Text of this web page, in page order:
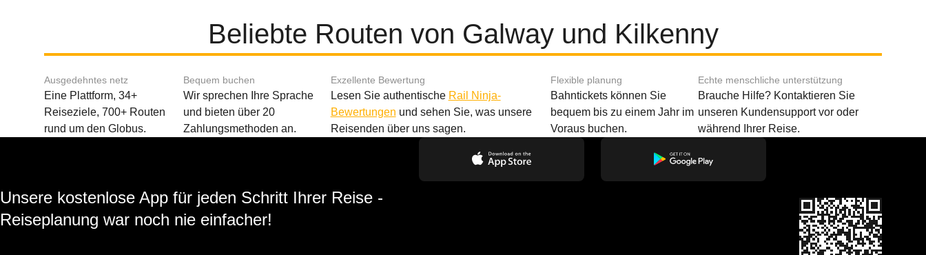
Beliebte Routen von Galway und Kilkenny
Ausgedehntes netz
Eine Plattform, 34+
Reiseziele, 700+ Routen
rund um den Globus.
Bequem buchen
Wir sprechen Ihre Sprache
und bieten über 20
Zahlungsmethoden an.
Exzellente Bewertung
Lesen Sie authentische Rail Ninja-
Bewertungen und sehen Sie, was unsere
Reisenden über uns sagen.
Flexible planung
Bahntickets können Sie
bequem bis zu einem Jahr im
Voraus buchen.
Echte menschliche unterstützung
Brauche Hilfe? Kontaktieren Sie
unseren Kundensupport vor oder
während Ihrer Reise.
Unsere kostenlose App für jeden Schritt Ihrer Reise -
Reiseplanung war noch nie einfacher!